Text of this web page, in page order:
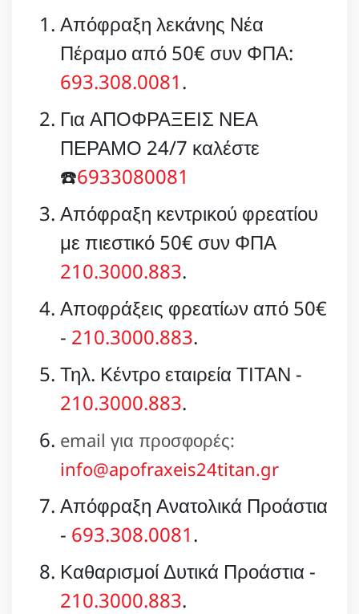
Απόφραξη λεκάνης Νέα
Πέραμο από 50€ συν ΦΠΑ:
693.308.0081.
Για ΑΠΟΦΡΑΞΕΙΣ ΝΕΑ
ΠΕΡΑΜΟ 24/7 καλέστε
☎️6933080081
Απόφραξη κεντρικού φρεατίου
με πιεστικό 50€ συν ΦΠΑ
210.3000.883.
Αποφράξεις φρεατίων από 50€
- 210.3000.883.
Τηλ. Κέντρο εταιρεία ΤΙΤΑΝ -
210.3000.883.
email για προσφορές:
info@apofraxeis24titan.gr
Απόφραξη Ανατολικά Προάστια
- 693.308.0081.
Καθαρισμοί Δυτικά Προάστια -
210.3000.883.